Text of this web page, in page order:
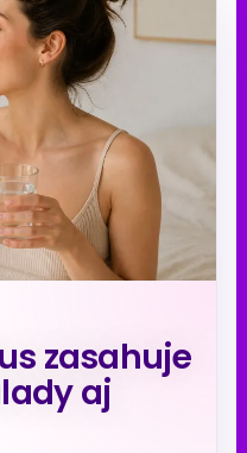
zasahuje
aj